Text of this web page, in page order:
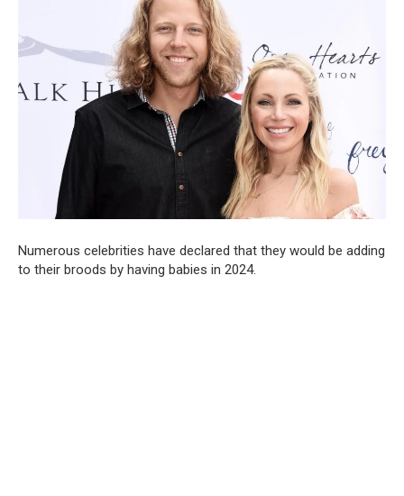
Numerous celebrities have declared that they would be adding
to their broods by having babies in 2024.